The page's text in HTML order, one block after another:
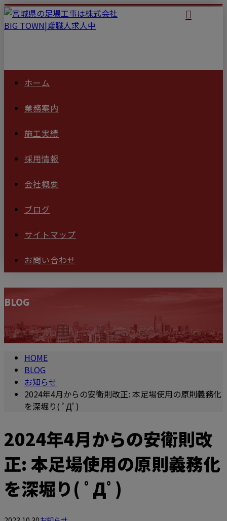
ホーム
業務案内
施工実績
採用情報
会社概要
ブログ
サイトマップ
お問い合わせ
BLOG
HOME
BLOG
お知らせ
2024年4月からの安衛則改正: 本足場使用の原則義務化
を深堀り( ﾟДﾟ)
2024年4月からの安衛則改
正: 本足場使用の原則義務化
を深堀り( ﾟДﾟ)